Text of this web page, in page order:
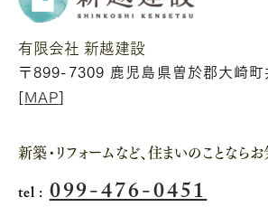
有限会社 新越建設
〒899-7309 鹿児島県曽於郡大崎
MAP
新築・リフォームなど、住まいのことなら
tel : 099-476-0451